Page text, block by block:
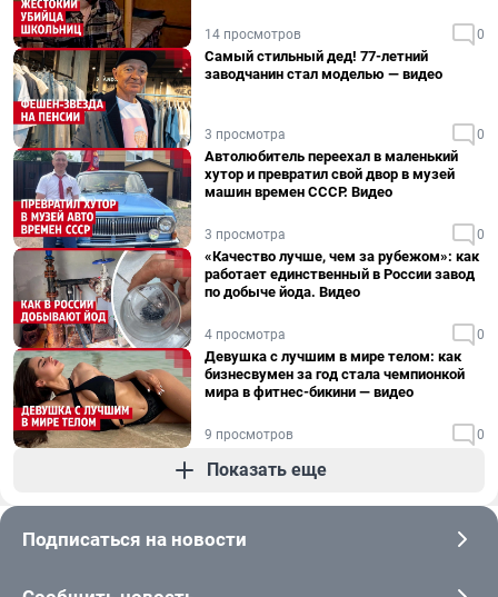
14 просмотров 0
Самый стильный дед! 77-летний
заводчанин стал моделью — видео
3 просмотра 0
Автолюбитель переехал в маленький
хутор и превратил свой двор в музей
машин времен СССР. Видео
3 просмотра 0
«Качество лучше, чем за рубежом»: как
работает единственный в России завод
по добыче йода. Видео
4 просмотра 0
Девушка с лучшим в мире телом: как
бизнесвумен за год стала чемпионкой
мира в фитнес-бикини — видео
9 просмотров 0
Показать еще
Подписаться на новости